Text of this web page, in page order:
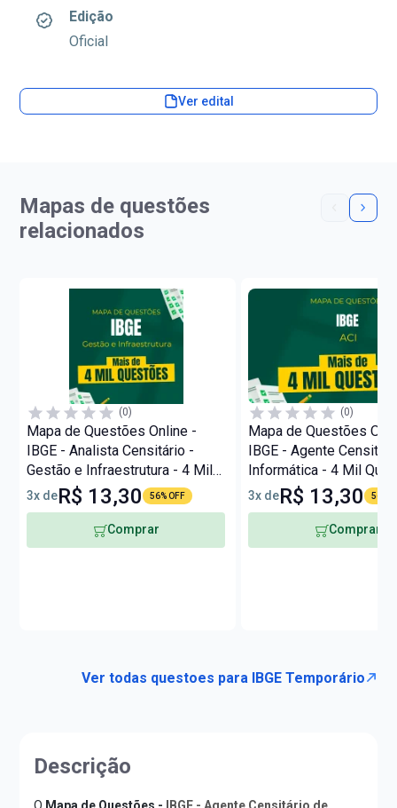
Edição
Oficial
Ver edital
Mapas de questões
relacionados
(0)
Mapa de Questões Online -
IBGE - Analista Censitário -
Gestão e Infraestrutura - 4 Mil
Questões
3x deR$ 13,30 56% OFF
Comprar
(0)
Mapa de Questões
IBGE - Agente
Informática - 4 Mil
3x deR$ 13,30 56%
Comprar
Ver todas questoes para IBGE Temporário
Descrição
O Mapa de Questões - IBGE - Agente Censitário de